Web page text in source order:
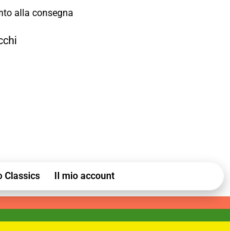
alla consegna
Classics Il mio account